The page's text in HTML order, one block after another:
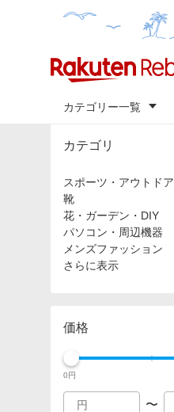
カテゴリー一覧
カテゴリ
スポーツ・アウトドア
靴
花・ガーデン・DIY
パソコン・周辺機器
メンズファッション
さらに表示
価格
0円
〜